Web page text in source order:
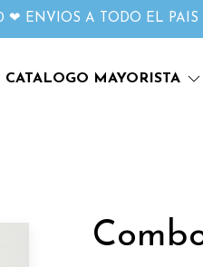
❤ ENVIOS A TODO EL PAIS
CATALOGO MAYORISTA